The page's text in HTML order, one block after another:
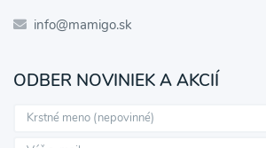
info@mamigo.sk
ODBER NOVINIEK A AKCIÍ